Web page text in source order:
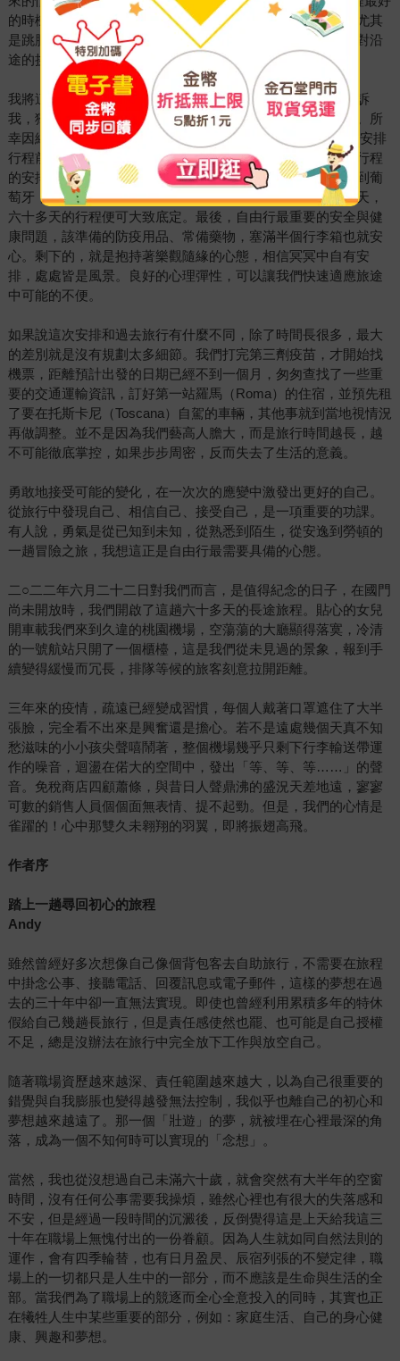
的時機。但是，長途旅行需要的不只是勇氣，也需要準備，尤其
是跳脫舒適圈的自助旅行，需要事先調適心態，才能坦然面對沿
途的挑戰。
我將這趟旅行定義為「謹慎的冒險」。首先，過去的經驗告訴
我，獨自出行雖然自由，卻不免對家人牽腸掛肚，很難長久。所
幸因緣際會下，另一半憲誌（Andy）可以一同前往。再者，安排
行程前要先決定旅行的模式，我想要的是去體驗生活，所以行程
的安排宜鬆不宜緊，一路從義大利、梵蒂岡、法國、西班牙到葡
萄牙，每個國家只選擇幾個順路的城鎮，每個地方待三到五天，
六十多天的行程便可大致底定。最後，自由行最重要的安全與健
康問題，該準備的防疫用品、常備藥物，塞滿半個行李箱也就安
心。剩下的，就是抱持著樂觀隨緣的心態，相信冥冥中自有安
排，處處皆是風景。良好的心理彈性，可以讓我們快速適應旅途
中可能的不便。
如果說這次安排和過去旅行有什麼不同，除了時間長很多，最大
的差別就是沒有規劃太多細節。我們打完第三劑疫苗，才開始找
機票，距離預計出發的日期已經不到一個月，匆匆查找了一些重
要的交通運輸資訊，訂好第一站羅馬（Roma）的住宿，並預先租
了要在托斯卡尼（Toscana）自駕的車輛，其他事就到當地視情況
再做調整。並不是因為我們藝高人膽大，而是旅行時間越長，越
不可能徹底掌控，如果步步周密，反而失去了生活的意義。
勇敢地接受可能的變化，在一次次的應變中激發出更好的自己。
從旅行中發現自己、相信自己、接受自己，是一項重要的功課。
有人說，勇氣是從已知到未知，從熟悉到陌生，從安逸到勞頓的
一趟冒險之旅，我想這正是自由行最需要具備的心態。
二○二二年六月二十二日對我們而言，是值得紀念的日子，在國門
尚未開放時，我們開啟了這趟六十多天的長途旅程。貼心的女兒
開車載我們來到久違的桃園機場，空蕩蕩的大廳顯得落寞，冷清
的一號航站只開了一個櫃檯，這是我們從未見過的景象，報到手
續變得緩慢而冗長，排隊等候的旅客刻意拉開距離。
三年來的疫情，疏遠已經變成習慣，每個人戴著口罩遮住了大半
張臉，完全看不出來是興奮還是擔心。若不是遠處幾個天真不知
愁滋味的小小孩尖聲嘻鬧著，整個機場幾乎只剩下行李輸送帶運
作的噪音，迴盪在偌大的空間中，發出「等、等、等……」的聲
音。免稅商店四顧蕭條，與昔日人聲鼎沸的盛況天差地遠，寥寥
可數的銷售人員個個面無表情、提不起勁。但是，我們的心情是
雀躍的！心中那雙久未翱翔的羽翼，即將振翅高飛。
作者序
踏上一趟尋回初心的旅程
Andy
雖然曾經好多次想像自己像個背包客去自助旅行，不需要在旅程
中掛念公事、接聽電話、回覆訊息或電子郵件，這樣的夢想在過
去的三十年中卻一直無法實現。即使也曾經利用累積多年的特休
假給自己幾趟長旅行，但是責任感使然也罷、也可能是自己授權
不足，總是沒辦法在旅行中完全放下工作與放空自己。
隨著職場資歷越來越深、責任範圍越來越大，以為自己很重要的
錯覺與自我膨脹也變得越發無法控制，我似乎也離自己的初心和
夢想越來越遠了。那一個「壯遊」的夢，就被埋在心裡最深的角
落，成為一個不知何時可以實現的「念想」。
當然，我也從沒想過自己未滿六十歲，就會突然有大半年的空窗
時間，沒有任何公事需要我操煩，雖然心裡也有很大的失落感和
不安，但是經過一段時間的沉澱後，反倒覺得這是上天給我這三
十年在職場上無愧付出的一份眷顧。因為人生就如同自然法則的
運作，會有四季輪替，也有日月盈昃、辰宿列張的不變定律，職
場上的一切都只是人生中的一部分，而不應該是生命與生活的全
部。當我們為了職場上的競逐而全心全意投入的同時，其實也正
在犧牲人生中某些重要的部分，例如：家庭生活、自己的身心健
康、興趣和夢想。